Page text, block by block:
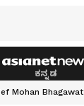
ಕನ್ನಡ
Mohan Bhagawat